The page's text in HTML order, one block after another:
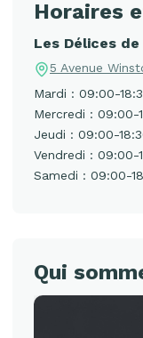
Horaires
Les Délices
5 Avenue
Mardi : 09:00-
Mercredi : 09:00-
Jeudi : 09:00-
Vendredi : 09:00-
Samedi : 09:00-
Qui